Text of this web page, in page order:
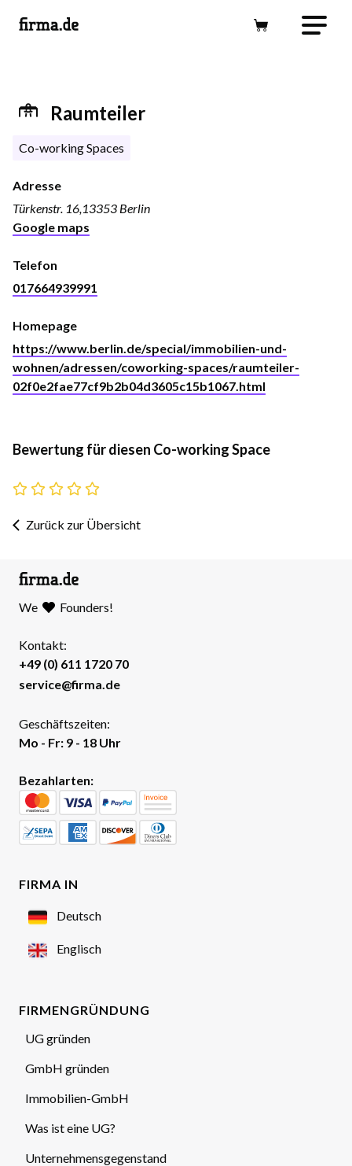
Raumteiler
Co-working Spaces
Adresse
Türkenstr. 16,13353 Berlin
Google maps
Telefon
017664939991
Homepage
https://www.berlin.de/special/immobilien-und-
wohnen/adressen/coworking-spaces/raumteiler-
02f0e2fae77cf9b2b04d3605c15b1067.html
Bewertung für diesen Co-working Space
Zurück zur Übersicht
We Founders!
Kontakt:
+49 (0) 611 1720 70
service@firma.de
Geschäftszeiten:
Mo - Fr: 9 - 18 Uhr
Bezahlarten:
FIRMA IN
Deutsch
Englisch
FIRMENGRÜNDUNG
UG gründen
GmbH gründen
Immobilien-GmbH
Was ist eine UG?
Unternehmensgegenstand